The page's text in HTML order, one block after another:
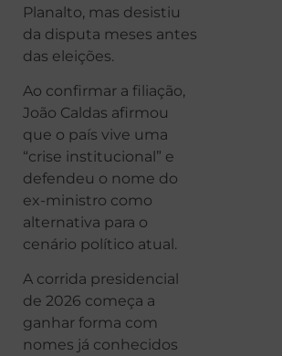
Planalto, mas desistiu
da disputa meses antes
das eleições.
Ao confirmar a filiação,
João Caldas afirmou
que o país vive uma
“crise institucional” e
defendeu o nome do
ex-ministro como
alternativa para o
cenário político atual.
A corrida presidencial
de 2026 começa a
ganhar forma com
nomes já conhecidos